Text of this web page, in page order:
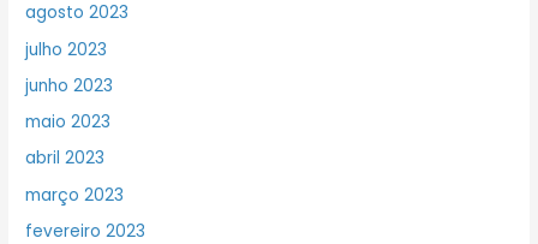
agosto 2023
julho 2023
junho 2023
maio 2023
abril 2023
março 2023
fevereiro 2023